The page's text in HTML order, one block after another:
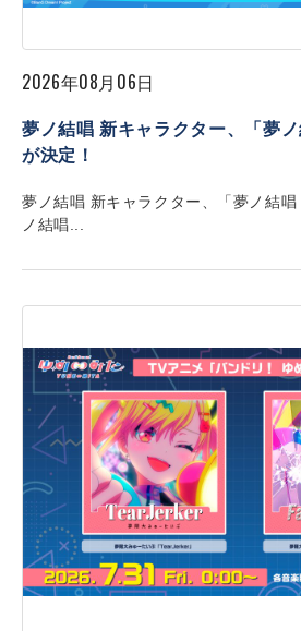
2026年08月06日
夢ノ結唱 新キャラクター、「夢
が決定！
夢ノ結唱 新キャラクター、「夢ノ結
ノ結唱...